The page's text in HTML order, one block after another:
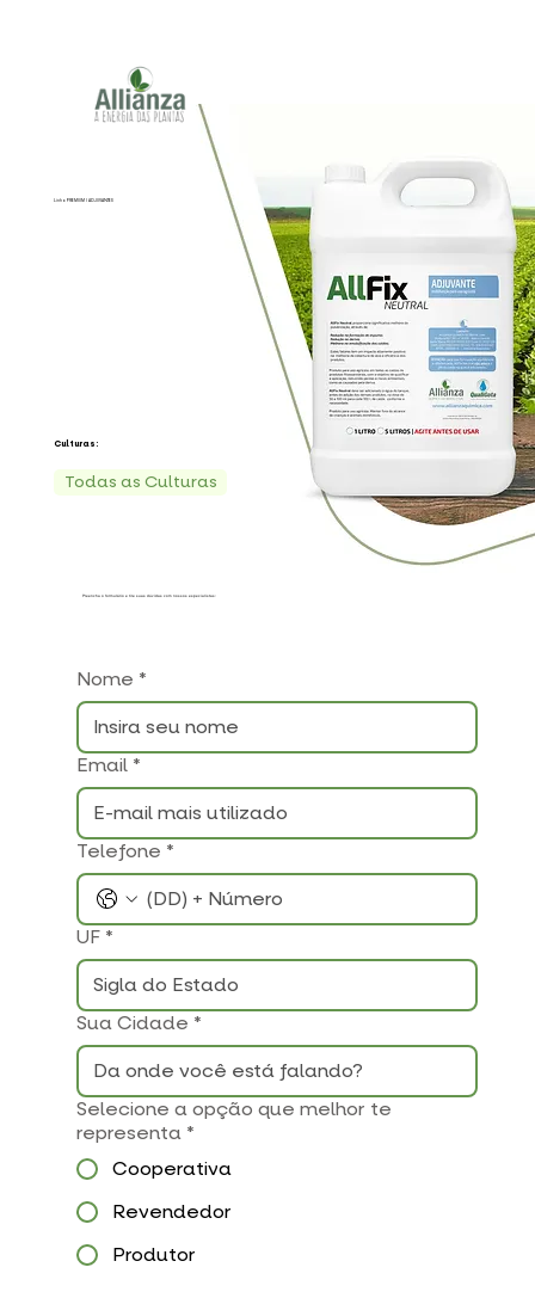
Linha PREMIUM I ADJUVANTES
Culturas:
Todas as Culturas
Preencha o formulário e tire suas dúvidas com nossos especialistas:
Nome *
Email *
Telefone *
UF *
Sua Cidade *
Selecione a opção que melhor te
representa *
Cooperativa
Revendedor
Produtor